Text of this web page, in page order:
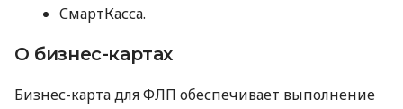
СмартКасса.
О бизнес-картах
Бизнес-карта для ФЛП обеспечивает выполнение